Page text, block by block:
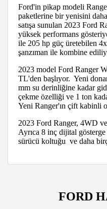
Ford'in pikap modeli
paketlerine bir yenisini
satışa sunulan 2023 Ford
yüksek performans
ile 205 hp güç üretebilen
şanzıman ile kombine
2023 model Ford Ranger
TL'den başlıyor. Yeni
mm su derinliğine kadar
çekme özelliği ve 1 ton
Yeni Ranger'ın çift kabinli
2023 Ford Ranger, 4WD
Ayrıca 8 inç dijital
sürücü koltuğu ve daha
FORD